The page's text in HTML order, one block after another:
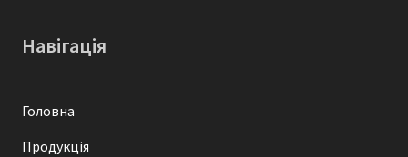
Навігація
Головна
Продукція